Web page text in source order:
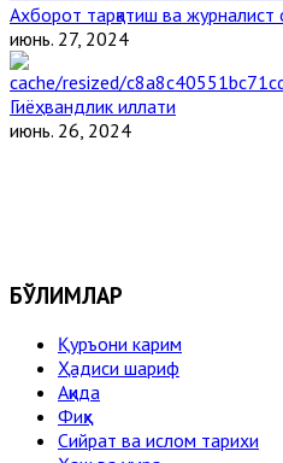
Ахборот тарқатиш ва
июнь. 27, 2024
Гиёҳвандлик иллати
июнь. 26, 2024
БЎЛИМЛАР
Қуръони карим
Ҳадиси шариф
Ақида
Фиқҳ
Сийрат ва ислом тарихи